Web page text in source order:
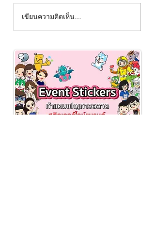
ทำความรู้จัก Digital
Economy เศรษฐกิจรูป
เขียนความคิดเห็น…